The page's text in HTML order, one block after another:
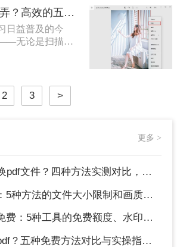
公人群对高效转
就分享超实用方
片转pdf难题。
图片转为pdf怎么弄？高效的五大方法详解！
日益普及的今
无论是扫描的
记，还是珍贵的
一的PDF文
平台、格式固
的优点，成为了
图片转为pdf怎么
2 3 >
更多 >
件？四种方法实测对比，附各场景最优选！
方法的文件大小限制和画质保留实测！
5种工具的免费额度、水印和文件限制对比！
种免费方法对比与实操指南（附详细表格）！